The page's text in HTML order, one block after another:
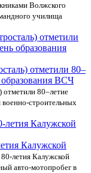
Волжского
училища
отметили 80–
образования ВСЧ
отметили 80–летие
военно-строительных
Калужской
летия Калужской
авто-мотопробег в